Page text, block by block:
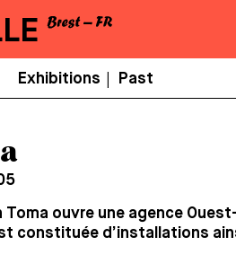
Exhibitions Past
Toma ouvre une agence
constituée d’installations